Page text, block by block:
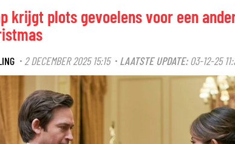
krijgt plots gevoelens voor een
· 2 DECEMBER 2025 15:15· LAATSTE UPDATE: 03-12-25